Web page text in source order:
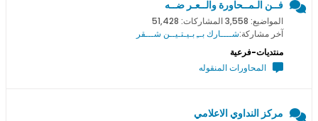
فــن الـمــحاورة والــعـر ضــه
المواضيع: 3,558 المشاركات: 51,428
آخر مشاركة:شــــارك بــِ بـيـتـيــن شـــقر
منتديات-فرعية
المحاورات المنقوله
مركز النداوي الاعلامي